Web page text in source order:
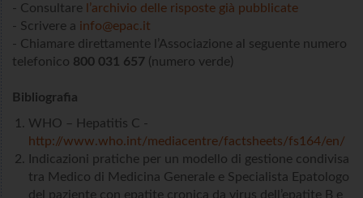
- Consultare l’archivio delle risposte già pubblicate
- Scrivere a info@epac.it
- Chiamare direttamente l’Associazione al seguente numero
telefonico 800 031 657 (numero verde)
Bibliografia
WHO – Hepatitis C -
http://www.who.int/mediacentre/factsheets/fs164/en/
Indicazioni pratiche per un modello di gestione condivisa
tra Medico di Medicina Generale e Specialista Epatologo
del paziente con epatite cronica da virus dell’epatite B e